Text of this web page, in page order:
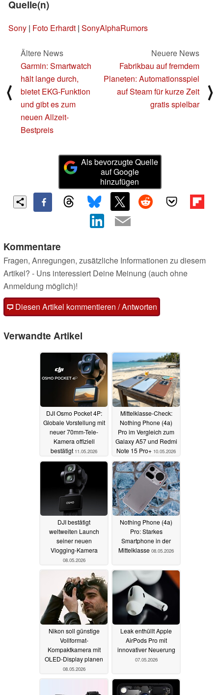
Quelle(n)
Sony | Foto Erhardt | SonyAlphaRumors
⟨
Ältere News
Garmin: Smartwatch
hält lange durch,
bietet EKG-Funktion
und gibt es zum
neuen Allzeit-
Bestpreis
Neuere News
Fabrikbau auf fremdem
Planeten: Automationsspiel
auf Steam für kurze Zeit
gratis spielbar
⟩
Als bevorzugte Quelle
auf Google
hinzufügen
Kommentare
Fragen, Anregungen, zusätzliche Informationen zu diesem
Artikel? - Uns interessiert Deine Meinung (auch ohne
Anmeldung möglich)!
Diesen Artikel kommentieren / Antworten
Verwandte Artikel
DJI Osmo Pocket 4P:
Globale Vorstellung mit
neuer 70mm-Tele-
Kamera offiziell
bestätigt 11.05.2026
Mittelklasse-Check:
Nothing Phone (4a)
Pro im Vergleich zum
Galaxy A57 und Redmi
Note 15 Pro+ 10.05.2026
DJI bestätigt
weltweiten Launch
seiner neuen
Vlogging-Kamera
08.05.2026
Nothing Phone (4a)
Pro: Starkes
Smartphone in der
Mittelklasse 08.05.2026
Nikon soll günstige
Vollformat-
Kompaktkamera mit
OLED-Display planen
08.05.2026
Leak enthüllt Apple
AirPods Pro mit
innovativer Neuerung
07.05.2026